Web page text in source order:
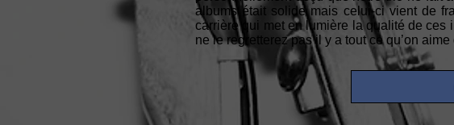
albums était solide mais celui-ci vient de
carrière qui met en lumière la qualité de
ne le regretterez pas il y a tout ce qu’on